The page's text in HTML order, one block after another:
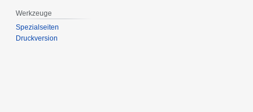
Werkzeuge
Spezialseiten
Druckversion